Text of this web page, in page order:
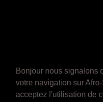
Bonjour nous signalons
votre navigation sur
acceptez l'utilisation de